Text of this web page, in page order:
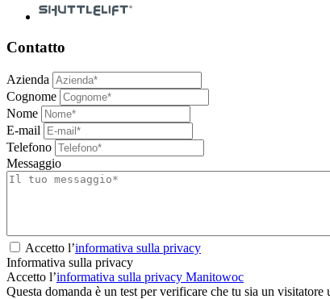
Contatto
Azienda
Cognome
Nome
E-mail
Telefono
Messaggio
Accetto l’informativa sulla privacy
Informativa sulla privacy
Accetto l’informativa sulla privacy Manitowoc
Questa domanda è un test per verificare che tu sia un